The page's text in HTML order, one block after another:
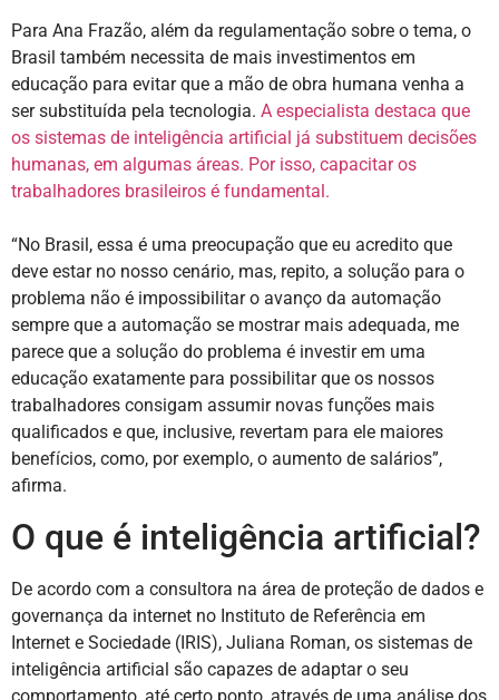
Para Ana Frazão, além da regulamentação sobre o tema, o
Brasil também necessita de mais investimentos em
educação para evitar que a mão de obra humana venha a
ser substituída pela tecnologia. A especialista destaca que
os sistemas de inteligência artificial já substituem decisões
humanas, em algumas áreas. Por isso, capacitar os
trabalhadores brasileiros é fundamental.
“No Brasil, essa é uma preocupação que eu acredito que
deve estar no nosso cenário, mas, repito, a solução para o
problema não é impossibilitar o avanço da automação
sempre que a automação se mostrar mais adequada, me
parece que a solução do problema é investir em uma
educação exatamente para possibilitar que os nossos
trabalhadores consigam assumir novas funções mais
qualificados e que, inclusive, revertam para ele maiores
benefícios, como, por exemplo, o aumento de salários”,
afirma.
O que é inteligência artificial?
De acordo com a consultora na área de proteção de dados e
governança da internet no Instituto de Referência em
Internet e Sociedade (IRIS), Juliana Roman, os sistemas de
inteligência artificial são capazes de adaptar o seu
comportamento, até certo ponto, através de uma análise dos